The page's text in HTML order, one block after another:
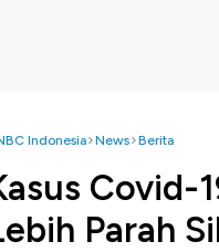
Indonesia News Berita
Covid-
Parah